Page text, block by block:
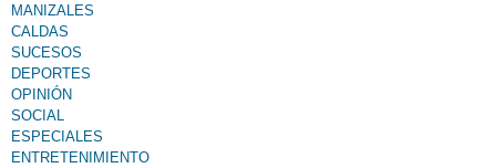
MANIZALES
CALDAS
SUCESOS
DEPORTES
OPINIÓN
SOCIAL
ESPECIALES
ENTRETENIMIENTO